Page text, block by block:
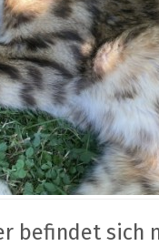
befindet sich